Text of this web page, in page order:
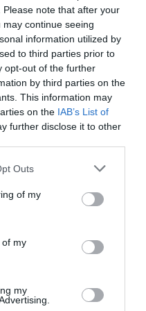
note that after your
continue seeing
information utilized by
to third parties prior to
opt-out of the further
by third parties on the
This information may
on the IAB’s List of
further disclose it to other
Outs
of my
of my
my
lägg med grädde i
upp grädden.
i taget och rör hela
till en jämn
och lägg i en
27 grader innan du
i chokladskalen. En
ut om du önskar det
vit chokladganache